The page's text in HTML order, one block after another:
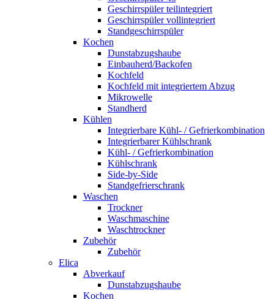
Geschirrspüler teilintegriert
Geschirrspüler vollintegriert
Standgeschirrspüler
Kochen
Dunstabzugshaube
Einbauherd/Backofen
Kochfeld
Kochfeld mit integriertem Abzug
Mikrowelle
Standherd
Kühlen
Integrierbare Kühl- / Gefrierkombination
Integrierbarer Kühlschrank
Kühl- / Gefrierkombination
Kühlschrank
Side-by-Side
Standgefrierschrank
Waschen
Trockner
Waschmaschine
Waschtrockner
Zubehör
Zubehör
Elica
Abverkauf
Dunstabzugshaube
Kochen